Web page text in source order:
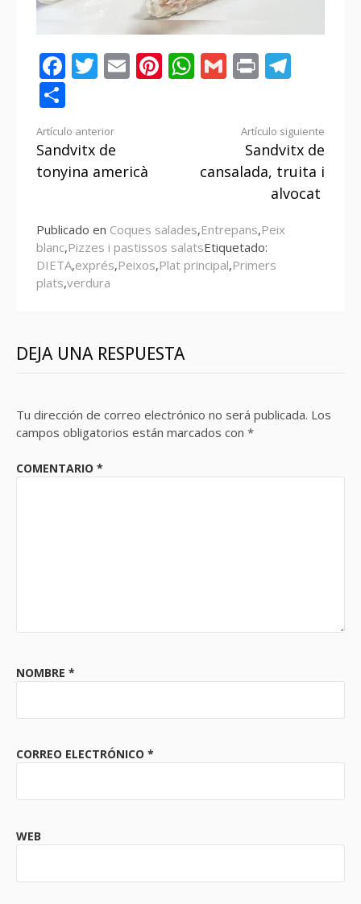
Facebook
Twitter
EmailPinterest
WhatsApp
Gmail
Print
Seguir
leyendo
Artículo anterior
Sandvitx de
tonyina americà
Artículo siguiente
Sandvitx de
cansalada, truita i
alvocat
Publicado en Coques salades,Entrepans,Peix
blanc,Pizzes i pastissos salatsEtiquetado:
DIETA,exprés,Peixos,Plat principal,Primers
plats,verdura
DEJA UNA RESPUESTA
Tu dirección de correo electrónico no será publicada. Los
campos obligatorios están marcados con *
COMENTARIO *
NOMBRE *
CORREO ELECTRÓNICO *
WEB